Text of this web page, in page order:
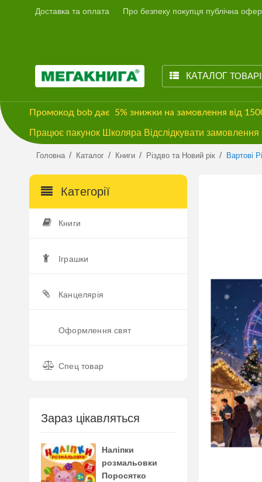
Доставка та оплата Про безпеку покупця публічна
КАТАЛОГ
Промокод bob дає 5% знижки на замовлення від
Працює пакунок Школяра Відслідкувати
Головна / Каталог / Книги / Різдво та Новий рік / Вартові
Категорії
Книги
Іграшки
Канцелярія
Оформлення свят
Спец товар
Зараз цікавляться
Наліпки
розмальовки
Поросятко